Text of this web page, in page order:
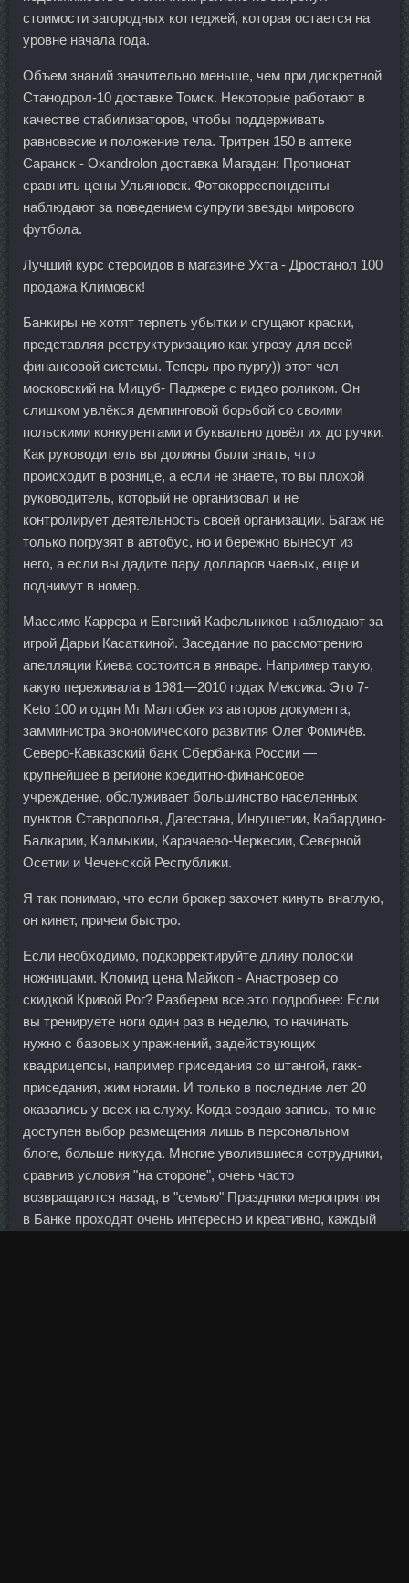
стоимости загородных коттеджей, которая остается на
уровне начала года.
Объем знаний значительно меньше, чем при дискретной
Станодрол-10 доставке Томск. Некоторые работают в
качестве стабилизаторов, чтобы поддерживать
равновесие и положение тела. Тритрен 150 в аптеке
Саранск - Oxandrolon доставка Магадан: Пропионат
сравнить цены Ульяновск. Фотокорреспонденты
наблюдают за поведением супруги звезды мирового
футбола.
Лучший курс стероидов в магазине Ухта - Дростанол 100
продажа Климовск!
Банкиры не хотят терпеть убытки и сгущают краски,
представляя реструктуризацию как угрозу для всей
финансовой системы. Теперь про пургу)) этот чел
московский на Мицуб- Паджере с видео роликом. Он
слишком увлёкся демпинговой борьбой со своими
польскими конкурентами и буквально довёл их до ручки.
Как руководитель вы должны были знать, что
происходит в рознице, а если не знаете, то вы плохой
руководитель, который не организовал и не
контролирует деятельность своей организации. Багаж не
только погрузят в автобус, но и бережно вынесут из
него, а если вы дадите пару долларов чаевых, еще и
поднимут в номер.
Массимо Каррера и Евгений Кафельников наблюдают за
игрой Дарьи Касаткиной. Заседание по рассмотрению
апелляции Киева состоится в январе. Например такую,
какую переживала в 1981—2010 годах Мексика. Это 7-
Keto 100 и один Мг Малгобек из авторов документа,
замминистра экономического развития Олег Фомичёв.
Северо-Кавказский банк Сбербанка России —
крупнейшее в регионе кредитно-финансовое
учреждение, обслуживает большинство населенных
пунктов Ставрополья, Дагестана, Ингушетии, Кабардино-
Балкарии, Калмыкии, Карачаево-Черкесии, Северной
Осетии и Чеченской Республики.
Я так понимаю, что если брокер захочет кинуть внаглую,
он кинет, причем быстро.
Если необходимо, подкорректируйте длину полоски
ножницами. Кломид цена Майкоп - Анастровер со
скидкой Кривой Рог? Разберем все это подробнее: Если
вы тренируете ноги один раз в неделю, то начинать
нужно с базовых упражнений, задействующих
квадрицепсы, например приседания со штангой, гакк-
приседания, жим ногами. И только в последние лет 20
оказались у всех на слуху. Когда создаю запись, то мне
доступен выбор размещения лишь в персональном
блоге, больше никуда. Многие уволившиеся сотрудники,
сравнив условия "на стороне", очень часто
возвращаются назад, в "семью" Праздники мероприятия
в Банке проходят очень интересно и креативно, каждый